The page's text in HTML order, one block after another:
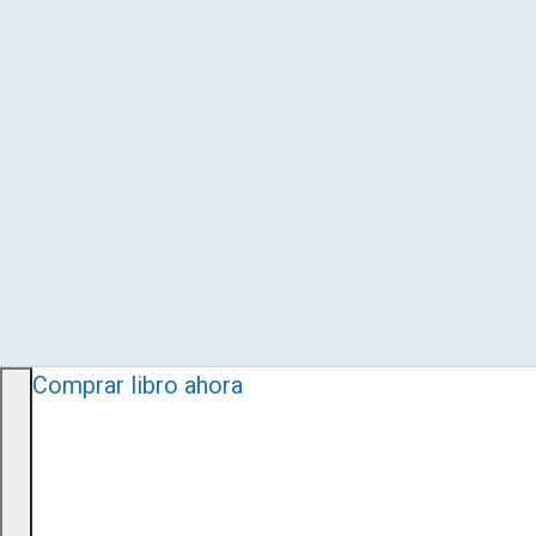
Comprar libro ahora